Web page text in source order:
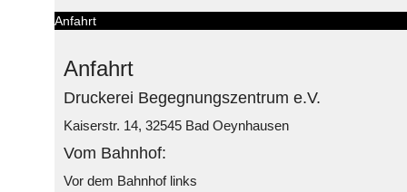
Anfahrt
Anfahrt
Druckerei Begegnungszentrum e.V.
Kaiserstr. 14, 32545 Bad Oeynhausen
Vom Bahnhof:
Vor dem Bahnhof links